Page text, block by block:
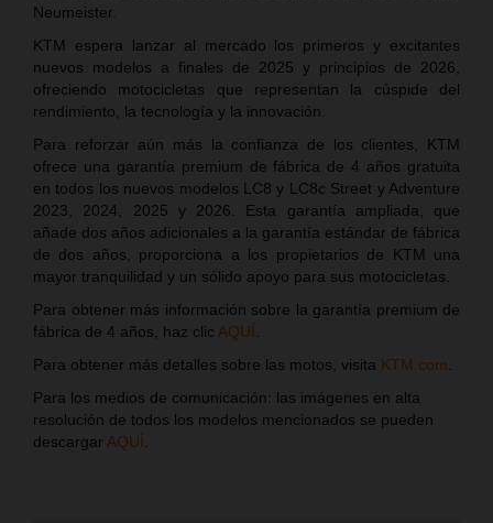
Neumeister.
KTM espera lanzar al mercado los primeros y excitantes
nuevos modelos a finales de 2025 y principios de 2026,
ofreciendo motocicletas que representan la cúspide del
rendimiento, la tecnología y la innovación.
Para reforzar aún más la confianza de los clientes, KTM
ofrece una garantía premium de fábrica de 4 años gratuita
en todos los nuevos modelos LC8 y LC8c Street y Adventure
2023, 2024, 2025 y 2026. Esta garantía ampliada, que
añade dos años adicionales a la garantía estándar de fábrica
de dos años, proporciona a los propietarios de KTM una
mayor tranquilidad y un sólido apoyo para sus motocicletas.
Para obtener más información sobre la garantía premium de
fábrica de 4 años, haz clic AQUÍ
Para obtener más detalles sobre las motos, visita KTM.com
Para los medios de comunicación: las imágenes en alta
resolución de todos los modelos mencionados se pueden
descargar AQUÍ